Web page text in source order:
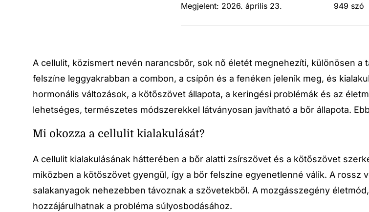
Megjelent: 2026. április 23. 949 szó
A cellulit, közismert nevén narancsbőr, sok nő életét megnehezíti, különösen
felszíne leggyakrabban a combon, a csípőn és a fenéken jelenik meg, és
hormonális változások, a kötőszövet állapota, a keringési problémák és az
lehetséges, természetes módszerekkel látványosan javítható a bőr állapota.
Mi okozza a cellulit kialakulását?
A cellulit kialakulásának hátterében a bőr alatti zsírszövet és a kötőszövet
miközben a kötőszövet gyengül, így a bőr felszíne egyenetlenné válik. A rossz
salakanyagok nehezebben távoznak a szövetekből. A mozgásszegény
hozzájárulhatnak a probléma súlyosbodásához.